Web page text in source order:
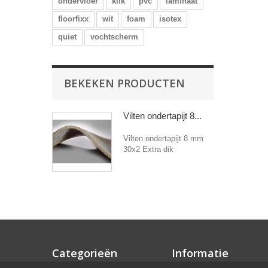
floorfixx
wit foam
isotex
quiet
vochtscherm
BEKEKEN PRODUCTEN
Vilten ondertapijt 8...
Vilten ondertapijt 8 mm
30x2 Extra dik
Categorieën Informatie